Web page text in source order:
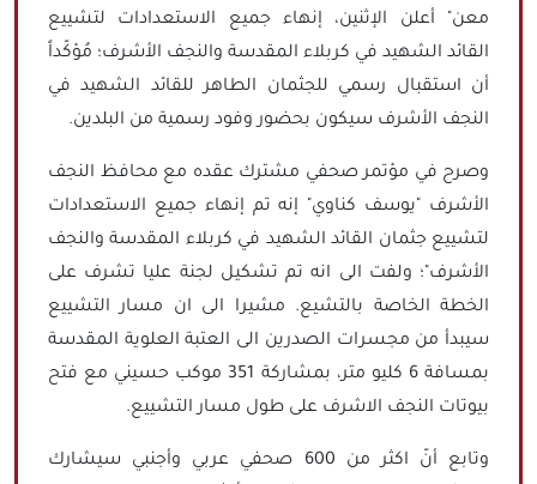
معن" أعلن الإثنين، إنهاء جميع الاستعدادات لتشييع
القائد الشهيد في كربلاء المقدسة والنجف الأشرف؛ مُؤكّداً
أن استقبال رسمي للجثمان الطاهر للقائد الشهيد في
النجف الأشرف سيكون بحضور وفود رسمية من البلدين.
وصرح في مؤتمر صحفي مشترك عقده مع محافظ النجف
الأشرف "يوسف كناوي" إنه تم إنهاء جميع الاستعدادات
لتشييع جثمان القائد الشهيد في كربلاء المقدسة والنجف
الأشرف"؛ ولفت الى انه تم تشكيل لجنة عليا تشرف على
الخطة الخاصة بالتشيع. مشيرا الى ان مسار التشييع
سيبدأ من مجسرات الصدرين الى العتبة العلوية المقدسة
بمسافة 6 كليو متر، بمشاركة 351 موكب حسيني مع فتح
بيوتات النجف الاشرف على طول مسار التشييع.
وتابع أنّ اكثر من 600 صحفي عربي وأجنبي سيشارك